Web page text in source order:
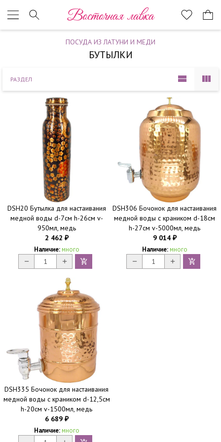
Восточная лавка
ПОСУДА ИЗ ЛАТУНИ И МЕДИ
БУТЫЛКИ
РАЗДЕЛ
DSH20 Бутылка для настаивания
медной воды d-7см h-26см v-
950мл, медь
2 462 ₽
Наличие: много
DSH306 Бочонок для настаивания
медной воды с краником d-18см
h-27см v-5000мл, медь
9 014 ₽
Наличие: много
DSH335 Бочонок для настаивания
медной воды с краником d-12,5см
h-20см v-1500мл, медь
6 689 ₽
Наличие: много